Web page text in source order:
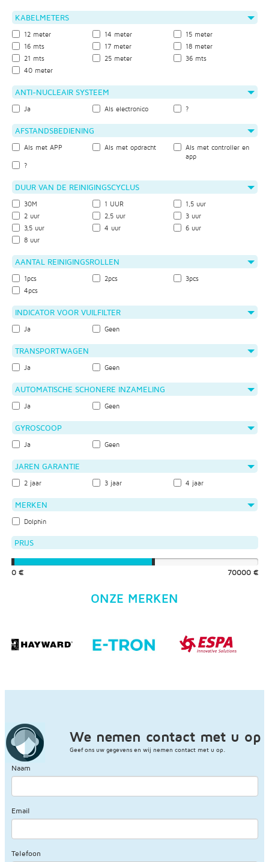
KABELMETERS
12 meter 14 meter
15 meter
16 mts
17 meter
18 meter
21 mts
25 meter
36 mts
40 meter
ANTI-NUCLEAIR SYSTEEM
Ja Als electronico ?
AFSTANDSBEDIENING
Als met APP Als met opdracht
Als met controller en
app
?
DUUR VAN DE REINIGINGSCYCLUS
30M 1 UUR
1,5 uur
2 uur
2,5 uur
3 uur
3,5 uur
4 uur
6 uur
8 uur
AANTAL REINIGINGSROLLEN
1pcs 2pcs
3pcs
4pcs
INDICATOR VOOR VUILFILTER
Ja Geen
TRANSPORTWAGEN
Ja Geen
AUTOMATISCHE SCHONERE INZAMELING
Ja Geen
GYROSCOOP
Ja Geen
JAREN GARANTIE
2 jaar 3 jaar 4 jaar
MERKEN
Dolphin
PRIJS
0 € 70000 €
ONZE MERKEN
We nemen contact met u op
Geef ons uw gegevens en wij nemen contact met u op.
Naam
Email
Telefoon